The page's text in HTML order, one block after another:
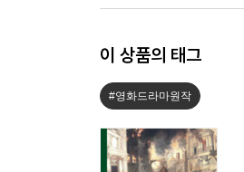
이 상품의 태그
#영화드라마원작